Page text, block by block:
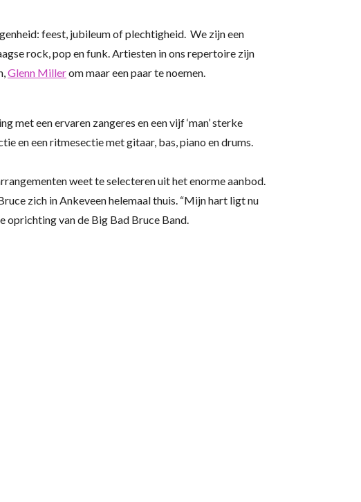
feest, jubileum of plechtigheid. We zijn een
rock, pop en funk. Artiesten in ons repertoire zijn
Glenn Millerom maar een paar te noemen.
met een ervaren zangeres en een vijf ‘man’ sterke
en een ritmesectie met gitaar, bas, piano en drums.
weet te selecteren uit het enorme aanbod.
zich in Ankeveen helemaal thuis. “Mijn hart ligt nu
oprichting van de Big Bad Bruce Band.